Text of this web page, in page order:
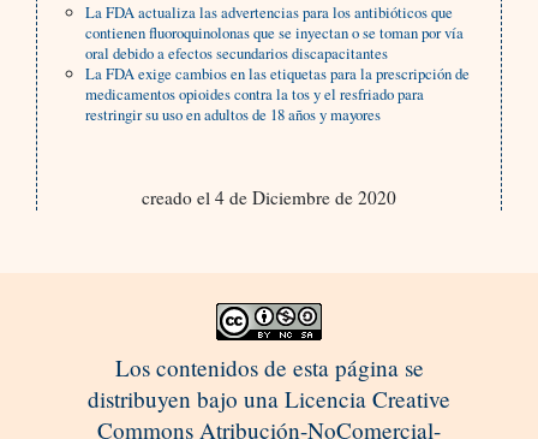
La FDA actualiza las advertencias para los antibióticos que
contienen fluoroquinolonas que se inyectan o se toman por vía
oral debido a efectos secundarios discapacitantes
La FDA exige cambios en las etiquetas para la prescripción de
medicamentos opioides contra la tos y el resfriado para
restringir su uso en adultos de 18 años y mayores
creado el 4 de Diciembre de 2020
Los contenidos de esta página se
distribuyen bajo una Licencia Creative
Commons Atribución-NoComercial-